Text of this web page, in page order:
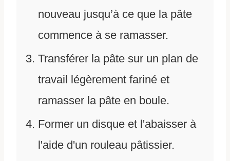
nouveau jusqu’à ce que la pâte
commence à se ramasser.
Transférer la pâte sur un plan de
travail légèrement fariné et
ramasser la pâte en boule.
Former un disque et l'abaisser à
l'aide d'un rouleau pâtissier.